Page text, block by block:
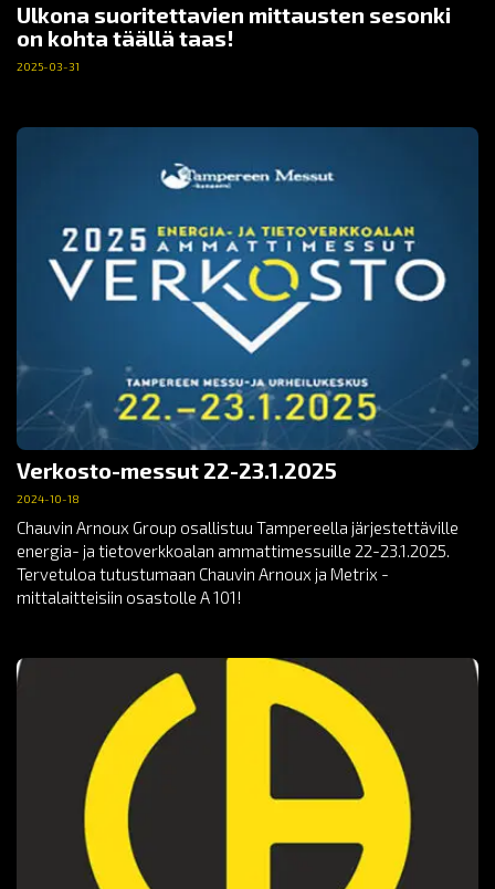
Ulkona suoritettavien mittausten sesonki
on kohta täällä taas!
2025-03-31
Verkosto-messut 22-23.1.2025
2024-10-18
Chauvin Arnoux Group osallistuu Tampereella järjestettäville
energia- ja tietoverkkoalan ammattimessuille 22-23.1.2025.
Tervetuloa tutustumaan Chauvin Arnoux ja Metrix -
mittalaitteisiin osastolle A 101!